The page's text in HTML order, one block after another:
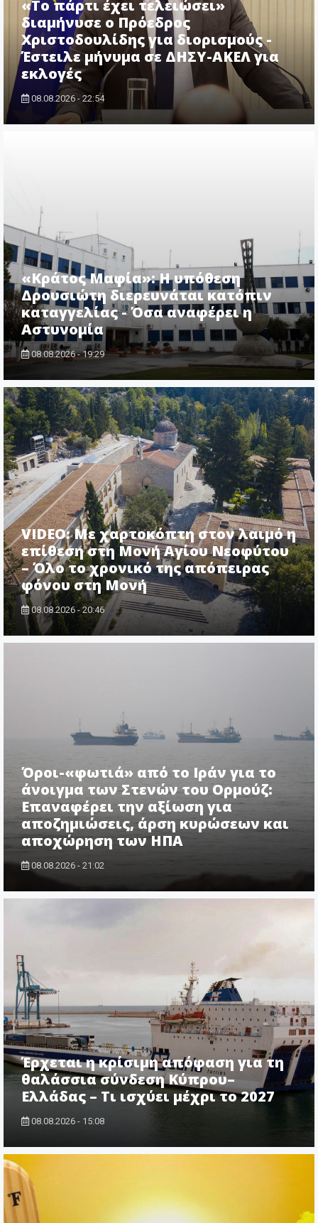
«Το πάρτι έχει τελειώσει»
διαμήνυσε ο Πρόεδρος
Χριστοδουλίδης για διορισμούς -
Έστειλε μήνυμα σε ΔΗΣΥ-ΑΚΕΛ για
εκλογές
08.08.2026 - 22:54
«Κράτος Μαφία»: Η υπόθεση
Δρουσιώτη διερευνάται κατόπιν
καταγγελίας - Όσα αναφέρει η
Αστυνομία
08.08.2026 - 19:29
VIDEO: Με χαρτοκόπτη στον λαιμό η
επίθεση στη Μονή Αγίου Νεοφύτου
– Όλο το χρονικό της απόπειρας
φόνου στη Μονή
08.08.2026 - 20:46
Όροι-«φωτιά» από το Ιράν για το
άνοιγμα των Στενών του Ορμούζ:
Επαναφέρει την αξίωση για
αποζημιώσεις, άρση κυρώσεων και
αποχώρηση των ΗΠΑ
08.08.2026 - 21:02
Έρχεται η κρίσιμη απόφαση για τη
θαλάσσια σύνδεση Κύπρου–
Ελλάδας – Τι ισχύει μέχρι το 2027
08.08.2026 - 15:08